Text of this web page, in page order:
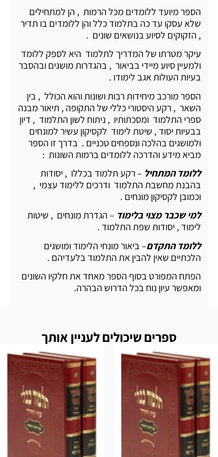
הספר מיועד ללומדים מכל הרמות , הן למתחילים
שלא עסקו עד כה בתלמוד כלל והן ללומדים בו תדיר
, הזקוקים לסיוע בנושאים שונים .
עיקר מטרתו של המדריך לתלמוד היא לספק ללומד
ולמעיין סיוע מיידי בביאור , בהגדרות מושגים ובהסבר
בעיות העולות אגב לימודו .
הספר מורכב מיחידות רבות ושונות והוא הכולל , בין
השאר , רקע היסטורי כללי של התקופה , תיאור מבנה
ספרי התלמוד ומסכתותיו , ניתוח לשון התלמוד , דיון
בבעיות יסוד , שיטת לימוד לקסיקון עשיר למונחים
ולמושגים בהלכה ונספחים טכניים . בדרך זו הספר
מביא מידע והדרכה ללומדים ברמות השונות :
ללומד המתחיל – רקע תלמוד בכללו , יסודות
בהבנת מחשבת התלמוד ודרכים ללימוד עצמי ,
וכמובן לקסיקון מונחים .
למי שכבר מצוי בלימוד – הגדרת מונחים , שיטות
לימוד , יסודות שפת התלמוד .
ללומד התקדם– ביאור מונחי הלימוד ומושגים
הלכתיים שאין להבין את התלמוד בלעדיהם .
הפתח המפורט בסוף הספר מאחד את חלקיו השונים
ומאפשר עיון נוח בכל הדרוש הבהרה.
ספרים שיכולים לעניין אותך